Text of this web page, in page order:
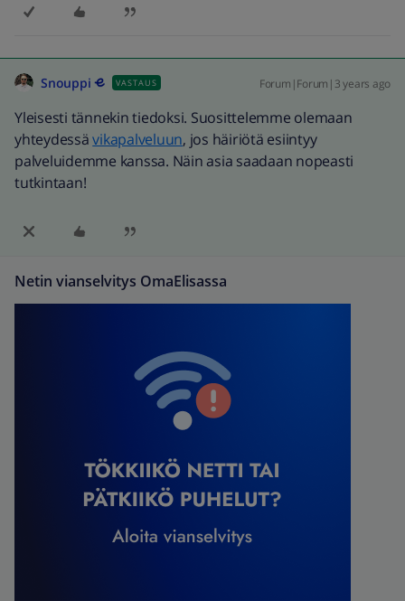
Snouppi VASTAUS Forum|Forum|3 years ago
Yleisesti tännekin tiedoksi. Suosittelemme olemaan
yhteydessävikapalveluun, jos häiriötä esiintyy
palveluidemme kanssa. Näin asia saadaan nopeasti
tutkintaan!
Netin vianselvitys OmaElisassa